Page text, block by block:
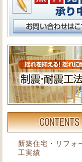
新築住宅・リフォ
工実績